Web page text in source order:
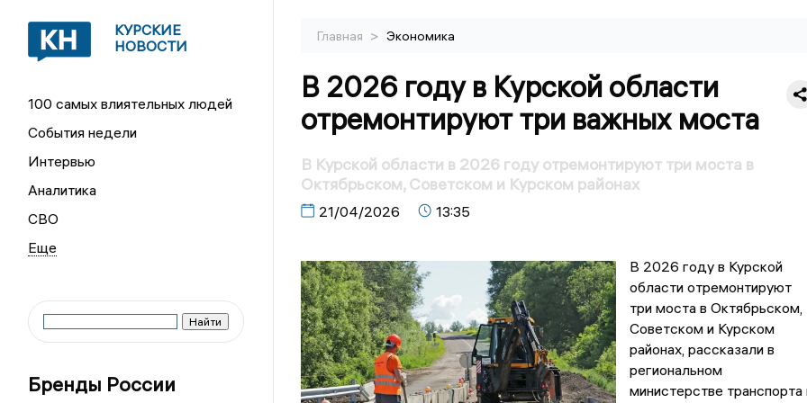
КУРСКИЕ
НОВОСТИ
100 самых влиятельных людей
События недели
Интервью
Аналитика
СВО
Бренды России
Главная > Экономика
В 2026 году в Курской области
отремонтируют три важных моста
В Курской области в 2026 году отремонтируют три моста в
Октябрьском, Советском и Курском районах
21/04/2026 13:35
В 2026 году в Курской
области отремонтируют
три моста в Октябрьском,
Советском и Курском
районах, рассказали в
региональном
министерстве транспорта